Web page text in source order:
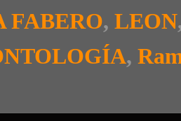
FABERO, LEON
,